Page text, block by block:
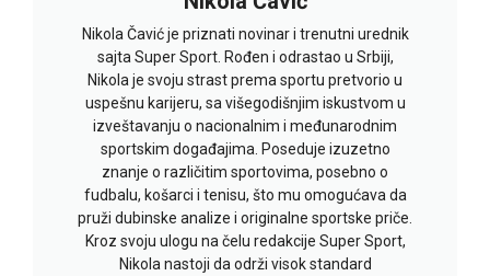
Nikola Čavić je priznati novinar i trenutni urednik
sajta Super Sport. Rođen i odrastao u Srbiji,
Nikola je svoju strast prema sportu pretvorio u
uspešnu karijeru, sa višegodišnjim iskustvom u
izveštavanju o nacionalnim i međunarodnim
sportskim događajima. Poseduje izuzetno
znanje o različitim sportovima, posebno o
fudbalu, košarci i tenisu, što mu omogućava da
pruži dubinske analize i originalne sportske priče.
Kroz svoju ulogu na čelu redakcije Super Sport,
Nikola nastoji da održi visok standard